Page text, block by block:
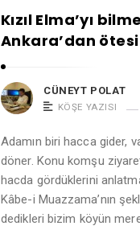
Kızıl Elma’yı
Ankara’dan ötesi
CÜNEYT POLAT
KÖŞE YAZISI
Adamın biri hacca gider,
döner. Konu komşu
hacda gördüklerini
Kâbe-i Muazzama’nın
dedikleri bizim köyün